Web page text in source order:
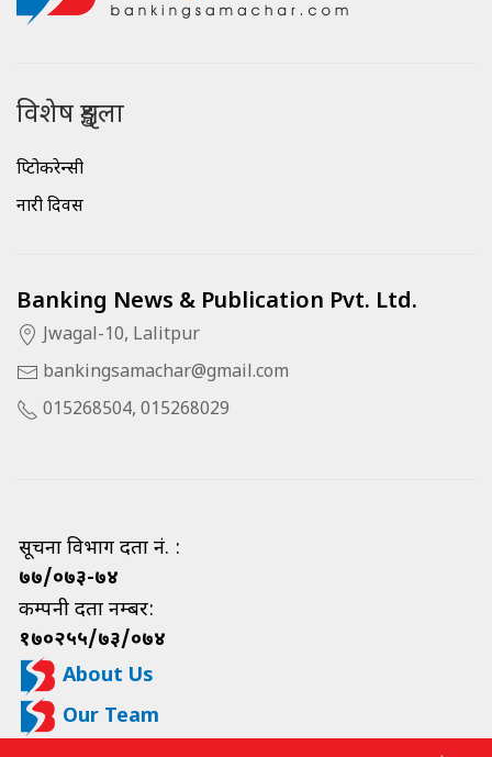
विशेष शृङ्खला
क्रिप्टोकरेन्सी
नारी दिवस
Banking News & Publication Pvt. Ltd.
Jwagal-10, Lalitpur
bankingsamachar@gmail.com
015268504, 015268029
सूचना विभाग दर्ता नं. :
७७/०७३-७४
कम्पनी दर्ता नम्बर:
१७०२५५/७३/०७४
About Us
Our Team